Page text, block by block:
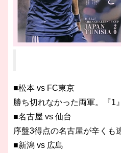
■松本 vs FC東京
勝ち切れなかった両軍。『1
■名古屋 vs 仙台
序盤3得点の名古屋が辛くも
■新潟 vs 広島